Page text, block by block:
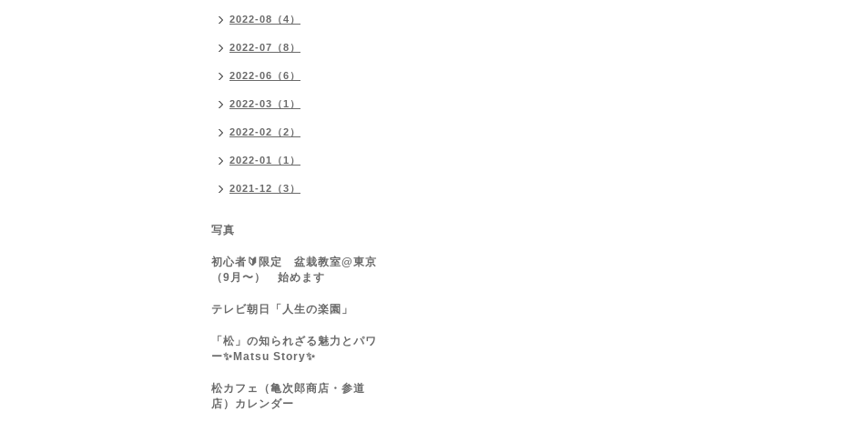
2022-08（4）
2022-07（8）
2022-06（6）
2022-03（1）
2022-02（2）
2022-01（1）
2021-12（3）
写真
初心者🔰限定 盆栽教室@東京
（9月〜） 始めます
テレビ朝日「人生の楽園」
「松」の知られざる魅力とパワ
ー✨Matsu Story✨
松カフェ（亀次郎商店・参道
店）カレンダー